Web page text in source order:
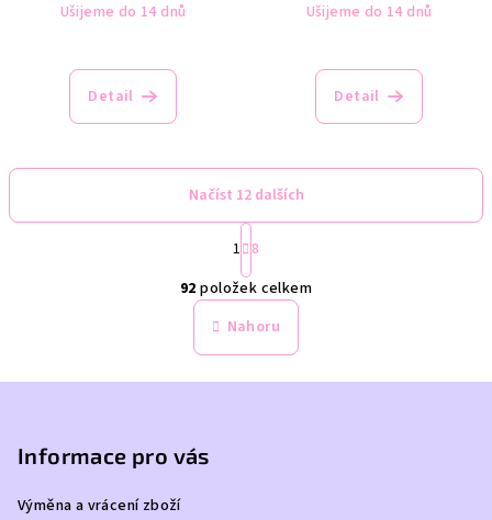
Ušijeme do 14 dnů
Detail
Ušijeme do 14 dnů
Detail
O
v
l
á
Načíst 12 dalších
S
t
r
á
n
k
o
v
1 8
92 položek celkem
Nahoru
Informace pro vás
Výměna a vrácení zboží